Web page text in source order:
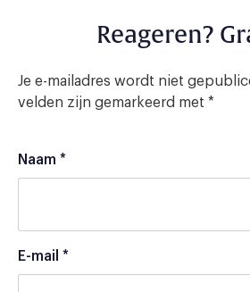
Reageren?
Je e-mailadres wordt niet
velden zijn gemarkeerd met *
Naam *
E-mail *